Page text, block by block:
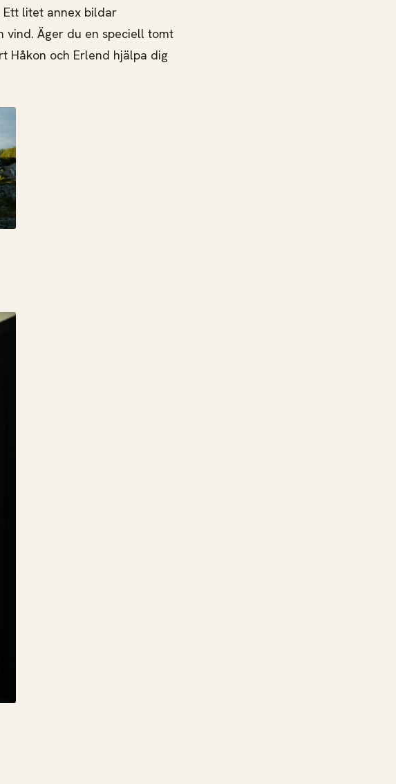
Ett litet annex bildar
vind. Äger du en speciell tomt
Håkon och Erlend hjälpa dig